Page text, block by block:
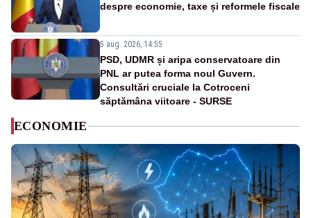
despre economie, taxe și reformele fiscale
5 aug. 2026, 14:55
PSD, UDMR și aripa conservatoare din
PNL ar putea forma noul Guvern.
Consultări cruciale la Cotroceni
săptămâna viitoare - SURSE
ECONOMIE